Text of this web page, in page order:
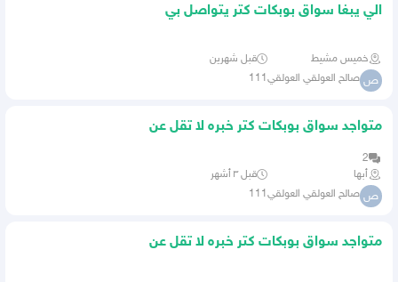
الي يبغا سواق بوبكات كتر يتواصل بي
خميس مشيط قبل شهرين
ص صالح العولقي العولقي111
متواجد سواق بوبكات كتر خبره لا تقل عن
2
أبها
قبل ٣ أشهر
ص صالح العولقي العولقي111
متواجد سواق بوبكات كتر خبره لا تقل عن